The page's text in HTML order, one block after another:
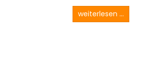
weiterlesen ...